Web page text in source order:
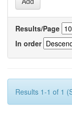
Results/Page
In order
Results 1-1 of 1